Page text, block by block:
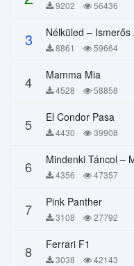
9202 56436
3 Nélküled – Ismerős
8861 59664
4 Mamma Mia
4528 58858
5 El Condor Pasa
4430 39908
6 4356 47357
7 Pink Panther
3108 27792
8 Ferrari F1
3038 42143